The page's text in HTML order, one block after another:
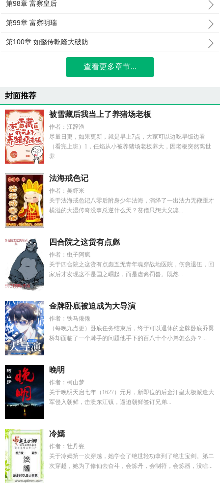
第98章 富察皇后
第99章 富察明瑞
第100章 如懿传乾隆大破防
查看更多章节...
封面推荐
被雪藏后我当上了养猪场老板
作者：江辞渔
尽量日更，如果更新，就是早上7点，大家可以边吃早饭边看
（看完上班）1，任焰从小被养猪场老板养大，因老板突然离世
养...
法海戒色记
作者：吴虾米
关于法海戒色记八零后附身少年法海，演绎了一出法力无鞭歪才
横溢的大湿传奇没事总逆什么天？贫僧只想大义凛...
四合院之这货有点彪
作者：虫子阿疯
关于四合院之这货有点彪五无青年魂穿战地医院，伤愈退伍，回
家后才发现这不是国之崛起，而是虐禽罚兽。既然...
金牌卧底被迫成为大导演
作者：铁马倦倦
（每晚九点更）卧底任务结束后，终于可以退休的金牌卧底乔翼
桥却面临了一个棘手的问题他手下的百八十个小弟怎么办？...
晚明
作者：柯山梦
关于晚明天启七年（1627）元月，新即位的后金汗皇太极派遣大
军侵入朝鲜，击溃东江镇，逼迫朝鲜签订兄弟...
冷嫣
作者：牡丹瓷
关于冷嫣第一次穿越，她学会了绝世轻功拿到了绝世宝剑。第二
次穿越，她为了修仙去奋斗，会炼丹，会制符，会炼器，没啥...